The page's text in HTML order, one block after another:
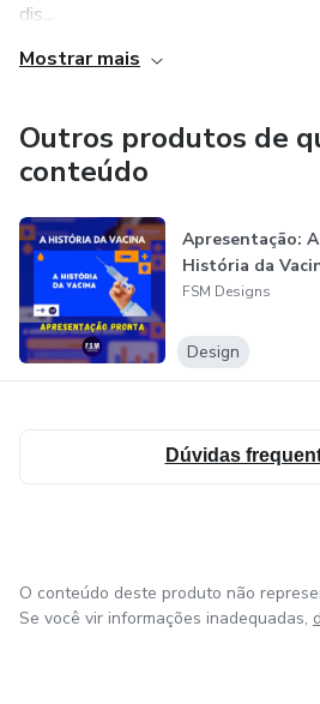
dis...
Mostrar mais
Outros produtos de
conteúdo
Apresentação: A
História da
FSM Designs
Design
Dúvidas
O conteúdo deste produto não
Se você vir informações inadequadas,